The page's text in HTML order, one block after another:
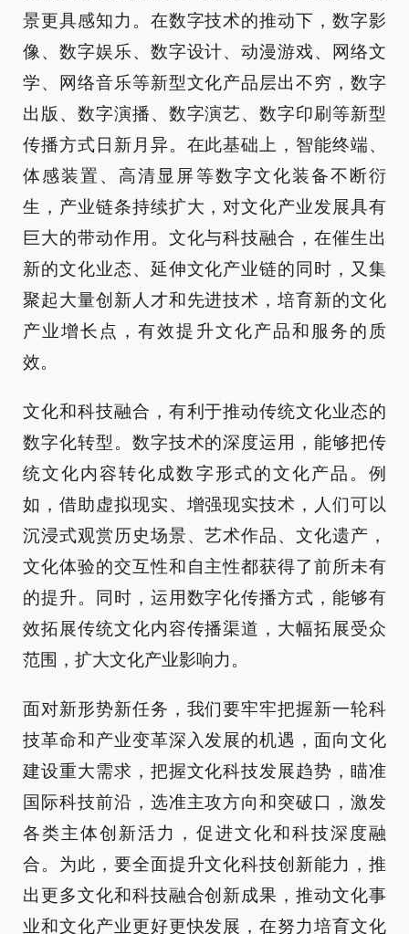
景更具感知力。在数字技术的推动下，数字影
像、数字娱乐、数字设计、动漫游戏、网络文
学、网络音乐等新型文化产品层出不穷，数字
出版、数字演播、数字演艺、数字印刷等新型
传播方式日新月异。在此基础上，智能终端、
体感装置、高清显屏等数字文化装备不断衍
生，产业链条持续扩大，对文化产业发展具有
巨大的带动作用。文化与科技融合，在催生出
新的文化业态、延伸文化产业链的同时，又集
聚起大量创新人才和先进技术，培育新的文化
产业增长点，有效提升文化产品和服务的质
效。
文化和科技融合，有利于推动传统文化业态的
数字化转型。数字技术的深度运用，能够把传
统文化内容转化成数字形式的文化产品。例
如，借助虚拟现实、增强现实技术，人们可以
沉浸式观赏历史场景、艺术作品、文化遗产，
文化体验的交互性和自主性都获得了前所未有
的提升。同时，运用数字化传播方式，能够有
效拓展传统文化内容传播渠道，大幅拓展受众
范围，扩大文化产业影响力。
面对新形势新任务，我们要牢牢把握新一轮科
技革命和产业变革深入发展的机遇，面向文化
建设重大需求，把握文化科技发展趋势，瞄准
国际科技前沿，选准主攻方向和突破口，激发
各类主体创新活力，促进文化和科技深度融
合。为此，要全面提升文化科技创新能力，推
出更多文化和科技融合创新成果，推动文化事
业和文化产业更好更快发展，在努力培育文化